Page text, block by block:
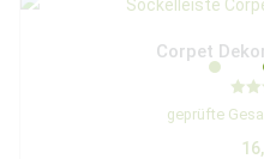
Corpet
geprüfte